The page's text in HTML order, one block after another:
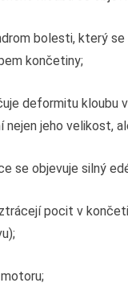
bolesti, který se
končetiny;
deformitu kloubu
nejen jeho velikost,
se objevuje silný
pocit v